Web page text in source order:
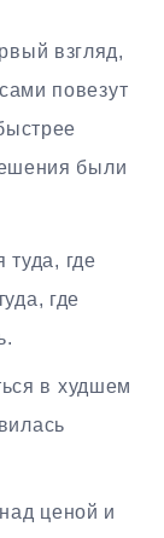
взгляд,
повезут
были
где
где
в худшем
ценой и